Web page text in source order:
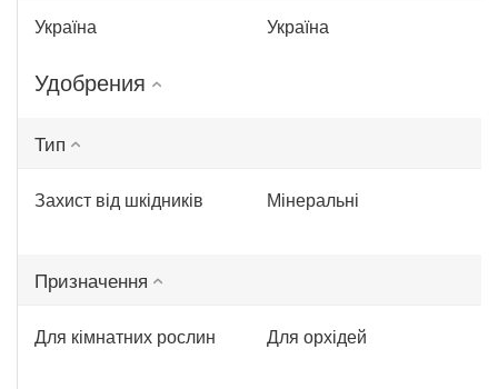
Україна Україна
Удобрения
Тип
Захист від шкідників Мінеральні
Призначення
Для кімнатних рослин Для орхідей